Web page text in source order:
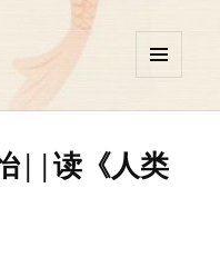
挂件
||读《人类